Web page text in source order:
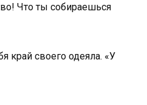
Что ты собираешься
край своего одеяла. «У